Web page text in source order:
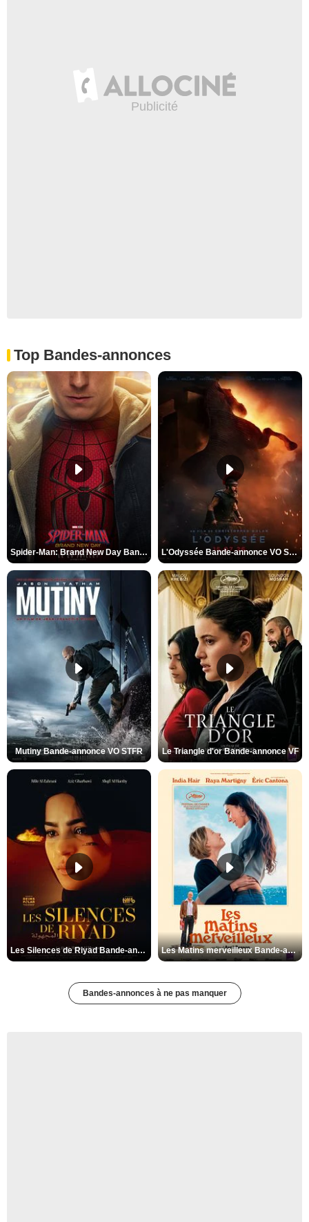
Top Bandes-annonces
Spider-Man: Brand New Day Bande-annonce VO STFR L'Odyssée Bande-annonce VO STFR
Mutiny Bande-annonce VO STFR Le Triangle d'or Bande-annonce VF
Les Silences de Riyad Bande-annonce VO STFR Les Matins merveilleux Bande-annonce VF
Bandes-annonces à ne pas manquer